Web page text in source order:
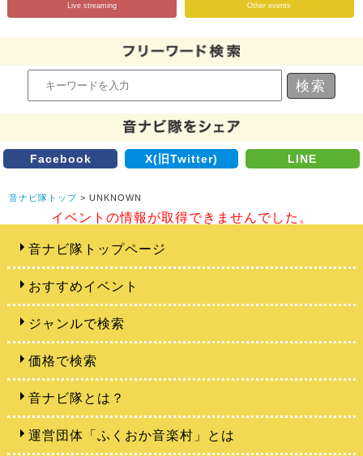
Live streaming Other events
Facebook X(旧Twitter) LINE
音ナビ隊トップ > UNKNOWN
イベントの情報が取得できませんでした。
音ナビ隊トップページ
おすすめイベント
ジャンルで検索
価格で検索
音ナビ隊とは？
運営団体「ふくおか音楽村」とは